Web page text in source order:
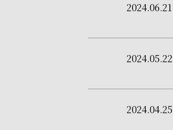
2024.06.21
2024.05.22
2024.04.25